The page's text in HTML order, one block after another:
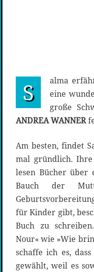
S
alma
eine
große
ANDREA WANNER
Am besten, findet
mal gründlich.
lesen Bücher über
Bauch der
für Kinder gibt,
Buch zu
Nour« wie »Wie
schaffe ich es,
gewählt, weil es